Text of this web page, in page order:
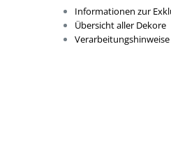
Informationen zur
Übersicht aller Dekore
Verarbeitungshinweise